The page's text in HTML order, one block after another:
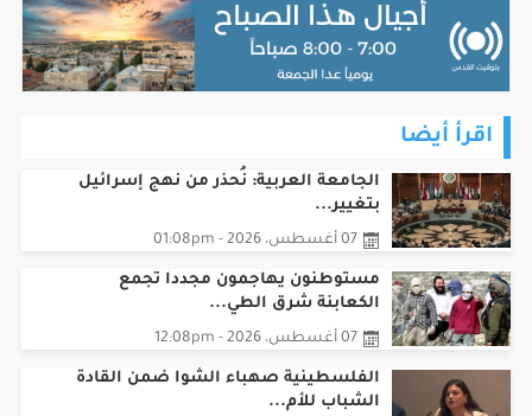
اقرأ أيضا
الجامعة العربية: نُحذر من نهج إسرائيل
بتغيير...
07 أغسطس، 2026 - 01:08pm
مستوطنون يهاجمون مجددا تجمع
الكعابنة شرق الطي...
07 أغسطس، 2026 - 12:08pm
الفلسطينية صهباء الشوا ضمن القادة
الشباب للأم...